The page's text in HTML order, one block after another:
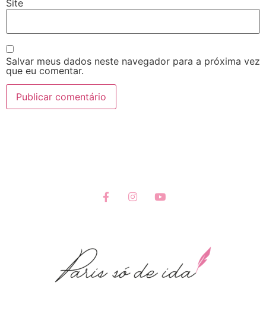
Site
Salvar meus dados neste navegador para a próxima vez
que eu comentar.